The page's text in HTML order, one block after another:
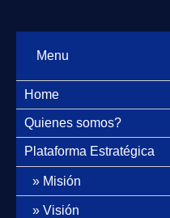
Menu
Home
Quienes somos?
Plataforma Estratégica
Misión
Visión